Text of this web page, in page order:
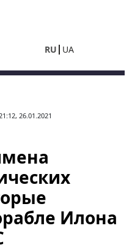
RU UA
26.01.2021
Илона